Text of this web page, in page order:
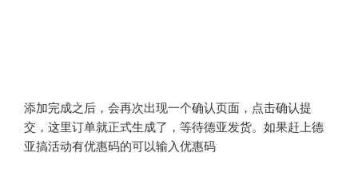
添加完成之后，会再次出现一个确认页面，点击确认提
交，这里订单就正式生成了，等待德亚发货。如果赶上德
亚搞活动有优惠码的可以输入优惠码